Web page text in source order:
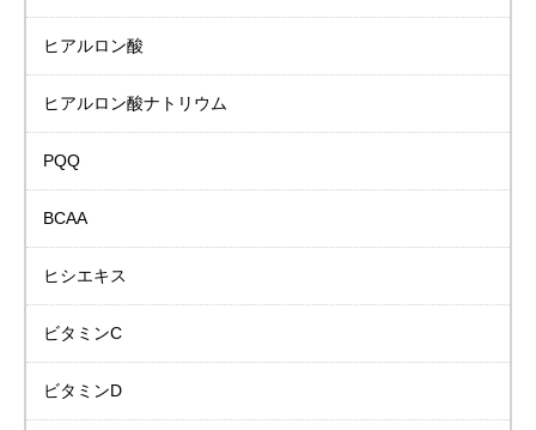
ヒアルロン酸
ヒアルロン酸ナトリウム
PQQ
BCAA
ヒシエキス
ビタミンC
ビタミンD